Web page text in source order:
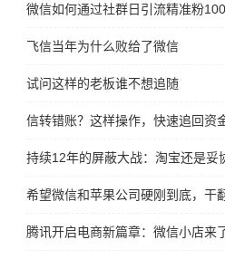
微信如何通过社群日引流精准粉
飞信当年为什么败给了微信
试问这样的老板谁不想追随
信转错账？这样操作，快速追回资
持续12年的屏蔽大战：淘宝还是妥
希望微信和苹果公司硬刚到底，干
腾讯开启电商新篇章：微信小店来